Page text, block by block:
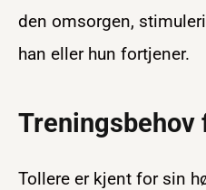
den omsorgen,
han eller hun fortjener.
Treningsbehov
Tollere er kjent for sin